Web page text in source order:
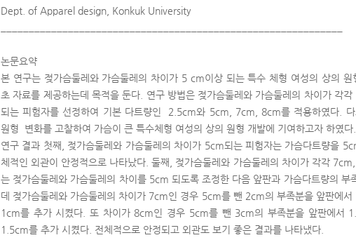
Dept. of Apparel design, Konkuk University
논문요약
본 연구는 젖가슴둘레와 가슴둘레의 차이가 5 cm이상 되는 특수 체형 여성의 상의 원
초 자료를 제공하는데 목적을 둔다. 연구 방법은 젖가슴둘레와 가슴둘레의 차이가 각
되는 피험자를 선정하여 기본 다트량인 2.5cm와 5cm, 7cm, 8cm를 적용하였다. 다
원형 변화를 고찰하여 가슴이 큰 특수체형 여성의 상의 원형 개발에 기여하고자 하였다.
연구 결과 첫째, 젖가슴둘레와 가슴둘레의 차이가 5cm되는 피험자는 가슴다트량을
체적인 외관이 안정적으로 나타났다. 둘째, 젖가슴둘레와 가슴둘레의 차이가 각각
는 젖가슴둘레와 가슴둘레의 차이를 5cm 되도록 조정한 다음 앞판과 가슴다트량의 부
데 젖가슴둘레와 가슴둘레의 차이가 7cm인 경우 5cm를 뺀 2cm의 부족분을 앞판에서
1cm를 추가 시켰다. 또 차이가 8cm인 경우 5cm를 뺀 3cm의 부족분을 앞판에서
1.5cm를 추가 시켰다. 전체적으로 안정되고 외관도 보기 좋은 결과를 나타냈다.